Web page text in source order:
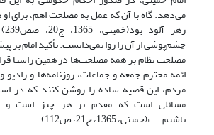
می‌دهد. گاه با آن که عمل به مصلحت اهم، برای
چشم‌پوشی از آن را روا نمی‌دانست. تأکید امام بر
مصلحت نظام بر همه مصلحت‌ها در همین راستا
ائمه محترم جمعه و جماعات، روزنامه‌ها و رادیو و
مردم، این قضیه ساده را روشن کنند که در
مسائلی است که مقدم بر هر چیز است و
باشیم....»(خمینی، 1365، ج21، ص112)